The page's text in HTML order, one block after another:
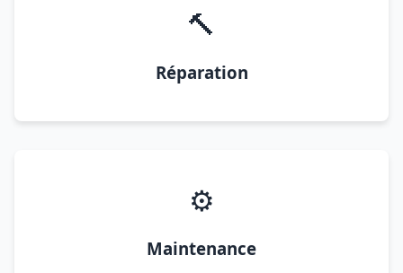
🔨
Réparation
⚙️
Maintenance